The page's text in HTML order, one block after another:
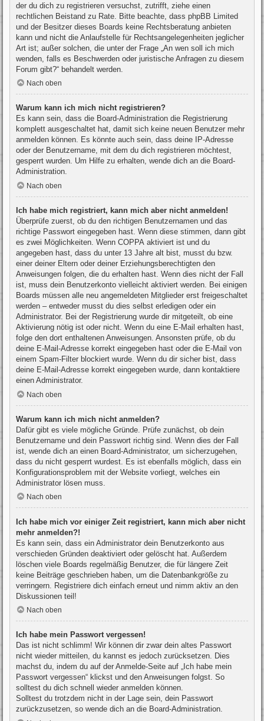
der du dich zu registrieren versuchst, zutrifft, ziehe einen
rechtlichen Beistand zu Rate. Bitte beachte, dass phpBB Limited
und der Besitzer dieses Boards keine Rechtsberatung anbieten
kann und nicht die Anlaufstelle für Rechtsangelegenheiten jeglicher
Art ist; außer solchen, die unter der Frage „An wen soll ich mich
wenden, falls es Beschwerden oder juristische Anfragen zu diesem
Forum gibt?“ behandelt werden.
Nach oben
Warum kann ich mich nicht registrieren?
Es kann sein, dass die Board-Administration die Registrierung
komplett ausgeschaltet hat, damit sich keine neuen Benutzer mehr
anmelden können. Es könnte auch sein, dass deine IP-Adresse
oder der Benutzername, mit dem du dich registrieren möchtest,
gesperrt wurden. Um Hilfe zu erhalten, wende dich an die Board-
Administration.
Nach oben
Ich habe mich registriert, kann mich aber nicht anmelden!
Überprüfe zuerst, ob du den richtigen Benutzernamen und das
richtige Passwort eingegeben hast. Wenn diese stimmen, dann gibt
es zwei Möglichkeiten. Wenn COPPA aktiviert ist und du
angegeben hast, dass du unter 13 Jahre alt bist, musst du bzw.
einer deiner Eltern oder deiner Erziehungsberechtigten den
Anweisungen folgen, die du erhalten hast. Wenn dies nicht der Fall
ist, muss dein Benutzerkonto vielleicht aktiviert werden. Bei einigen
Boards müssen alle neu angemeldeten Mitglieder erst freigeschaltet
werden – entweder musst du dies selbst erledigen oder ein
Administrator. Bei der Registrierung wurde dir mitgeteilt, ob eine
Aktivierung nötig ist oder nicht. Wenn du eine E-Mail erhalten hast,
folge den dort enthaltenen Anweisungen. Ansonsten prüfe, ob du
deine E-Mail-Adresse korrekt eingegeben hast oder die E-Mail von
einem Spam-Filter blockiert wurde. Wenn du dir sicher bist, dass
deine E-Mail-Adresse korrekt eingegeben wurde, dann kontaktiere
einen Administrator.
Nach oben
Warum kann ich mich nicht anmelden?
Dafür gibt es viele mögliche Gründe. Prüfe zunächst, ob dein
Benutzername und dein Passwort richtig sind. Wenn dies der Fall
ist, wende dich an einen Board-Administrator, um sicherzugehen,
dass du nicht gesperrt wurdest. Es ist ebenfalls möglich, dass ein
Konfigurationsproblem mit der Website vorliegt, welches ein
Administrator lösen muss.
Nach oben
Ich habe mich vor einiger Zeit registriert, kann mich aber nicht
mehr anmelden?!
Es kann sein, dass ein Administrator dein Benutzerkonto aus
verschieden Gründen deaktiviert oder gelöscht hat. Außerdem
löschen viele Boards regelmäßig Benutzer, die für längere Zeit
keine Beiträge geschrieben haben, um die Datenbankgröße zu
verringern. Registriere dich einfach erneut und nimm aktiv an den
Diskussionen teil!
Nach oben
Ich habe mein Passwort vergessen!
Das ist nicht schlimm! Wir können dir zwar dein altes Passwort
nicht wieder mitteilen, du kannst es jedoch zurücksetzen. Dies
machst du, indem du auf der Anmelde-Seite auf „Ich habe mein
Passwort vergessen“ klickst und den Anweisungen folgst. So
solltest du dich schnell wieder anmelden können.
Solltest du trotzdem nicht in der Lage sein, dein Passwort
zurückzusetzen, so wende dich an die Board-Administration.